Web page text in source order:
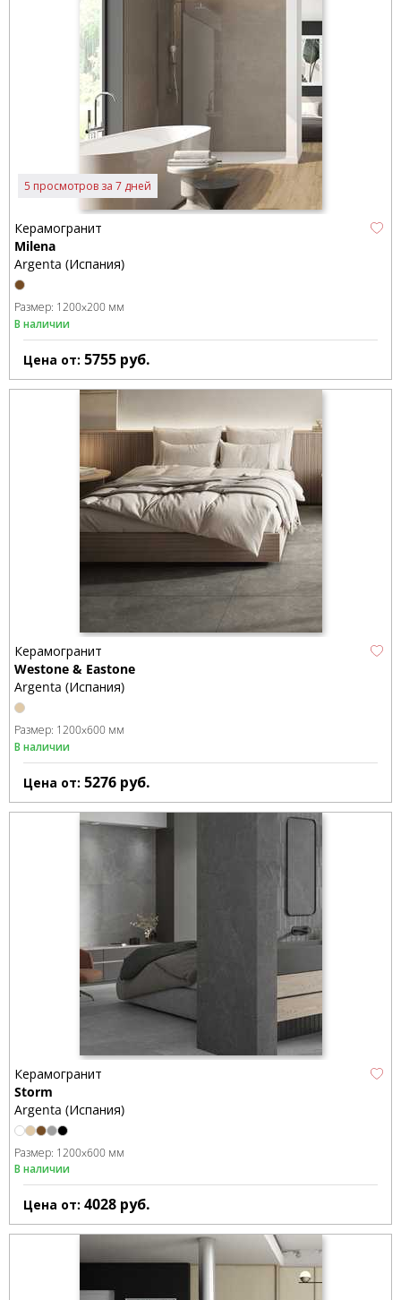
5 просмотров за 7 дней
Керамогранит
Milena
Argenta (Испания)
Размер: 1200x200 мм
В наличии
Цена от: 5755 руб.
Керамогранит
Westone & Eastone
Argenta (Испания)
Размер: 1200x600 мм
В наличии
Цена от: 5276 руб.
Керамогранит
Storm
Argenta (Испания)
Размер: 1200x600 мм
В наличии
Цена от: 4028 руб.